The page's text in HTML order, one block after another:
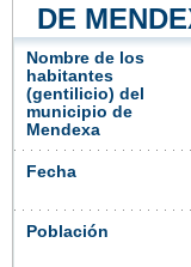
DE
Nombre de los
habitantes
(gentilicio) del
municipio de
Mendexa
Fecha
Población